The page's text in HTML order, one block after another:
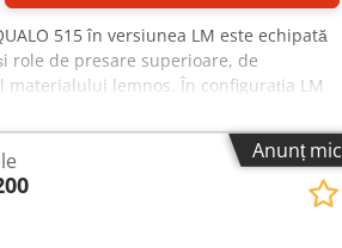
515 în versiunea LM este echipată
role de presare superioare, de
lemnos. În configurația LM
lame mobile. Acestea pot fi poziționate
a acestui model este posibilitatea
se poate crește până la șase. Este
predefinită, permițând producția
operațiuni care necesită flexibilitate în
Anunț mic